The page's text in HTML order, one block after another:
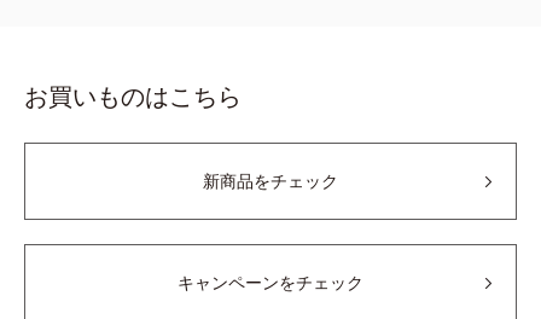
お買いものはこちら
新商品をチェック
キャンペーンをチェック